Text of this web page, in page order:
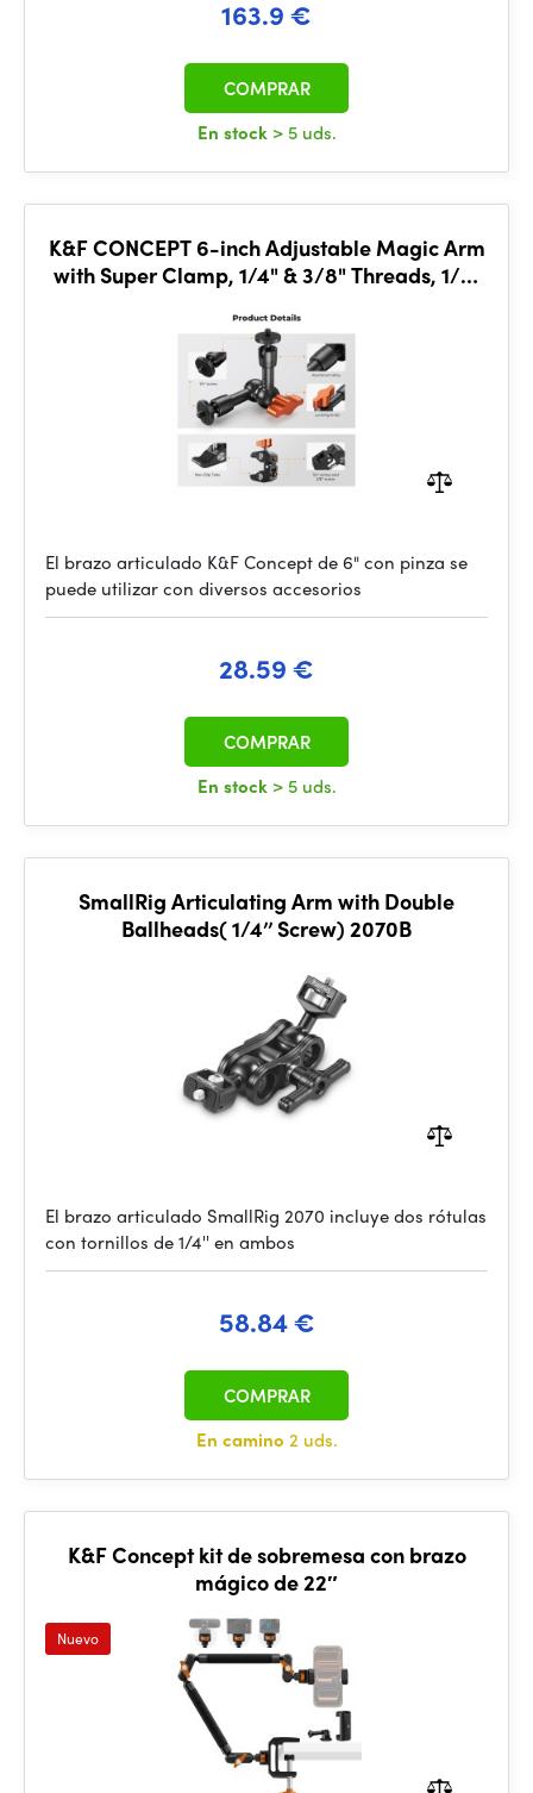
163.9 €
En stock > 5 uds.
COMPRAR
K&F CONCEPT 6-inch Adjustable Magic Arm
with Super Clamp, 1/4" & 3/8" Threads, 1/4"
El brazo articulado K&F Concept de 6" con pinza se
puede utilizar con diversos accesorios
28.59 €
En stock > 5 uds.
COMPRAR
SmallRig Articulating Arm with Double
Ballheads( 1/4’’ Screw) 2070B
El brazo articulado SmallRig 2070 incluye dos rótulas
con tornillos de 1/4'' en ambos
58.84 €
En camino 2 uds.
COMPRAR
K&F Concept kit de sobremesa con brazo
mágico de 22″
Nuevo